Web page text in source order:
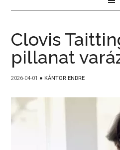
Clovis
pillanat
2026-04-01 ● KÁNTOR ENDRE